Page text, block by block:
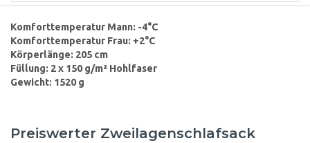
Komforttemperatur Mann: -4°C
Komforttemperatur Frau: +2°C
Körperlänge: 205 cm
Füllung: 2 x 150 g/m² Hohlfaser
Gewicht: 1520 g
Preiswerter Zweilagenschlafsack